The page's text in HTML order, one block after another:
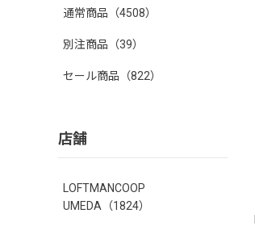
通常商品 （4508）
別注商品 （39）
セール商品 （822）
店舗
LOFTMANCOOP
UMEDA （1824）